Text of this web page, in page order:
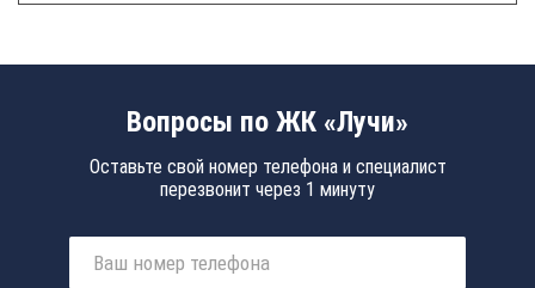
Вопросы по ЖК «Лучи»
Оставьте свой номер телефона и специалист
перезвонит через 1 минуту